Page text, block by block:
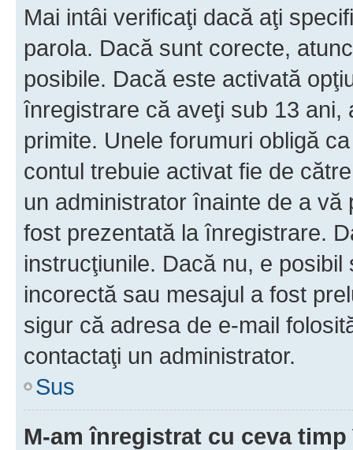
Mai intâi verificaţi dacă aţi
parola. Dacă sunt corecte,
posibile. Dacă este activată
înregistrare că aveţi sub 13
primite. Unele forumuri obligă
contul trebuie activat fie de
un administrator înainte de a
fost prezentată la înregistrare.
instrucţiunile. Dacă nu, e
incorectă sau mesajul a fost
sigur că adresa de e-mail
contactaţi un administrator.
Sus
M-am înregistrat cu ceva